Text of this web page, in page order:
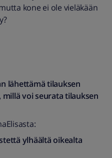
jonotusajalta)​
viestit.
kone ei ole vieläkään
lähettämä tilauksen
voi seurata tilauksen
ylhäältä oikealta